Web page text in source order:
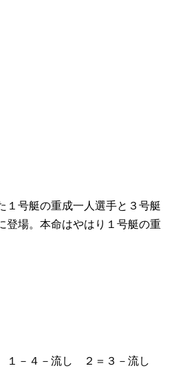
１号艇の重成一人選手と３号艇
登場。本命はやはり１号艇の重
－４－流し ２＝３－流し